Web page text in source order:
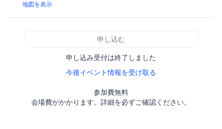
地図を表示
申し込む
申し込み受付は終了しました
今後イベント情報を受け取る
参加費無料
会場費がかかります。詳細を必ずご確認ください。